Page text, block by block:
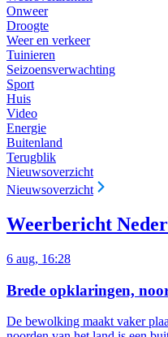
Onweer
Droogte
Weer en verkeer
Tuinieren
Seizoensverwachting
Sport
Huis
Video
Energie
Buitenland
Terugblik
Nieuwsoverzicht
Nieuwsoverzicht
Weerbericht
6 aug, 16:28
Brede opklaringen,
De bewolking maakt vaker